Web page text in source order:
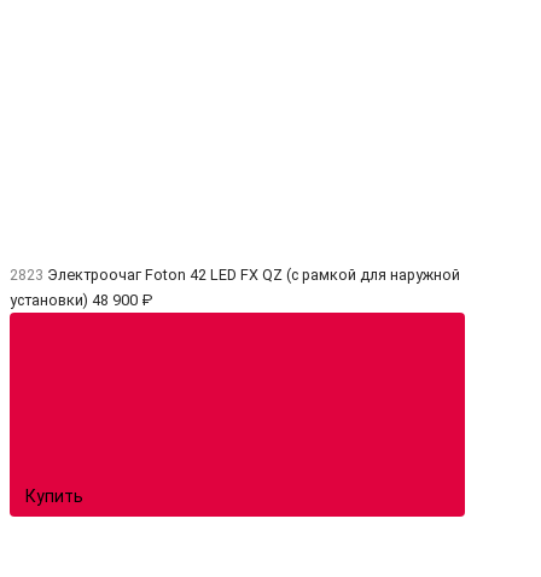
2823 Электроочаг Foton 42 LED FX QZ (с рамкой для наружной
установки) 48 900 ₽
Купить